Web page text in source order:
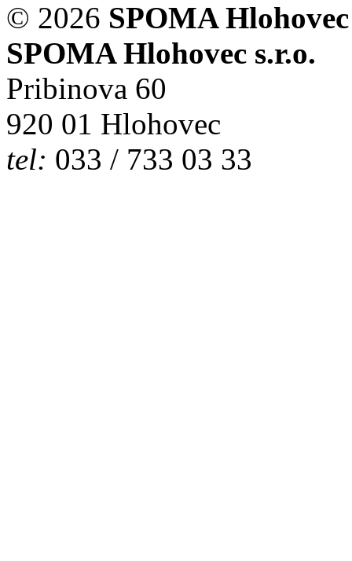
© 2026 SPOMA
SPOMA Hlohovec s.r.o.
Pribinova 60
920 01 Hlohovec
tel: 033 / 733 03 33